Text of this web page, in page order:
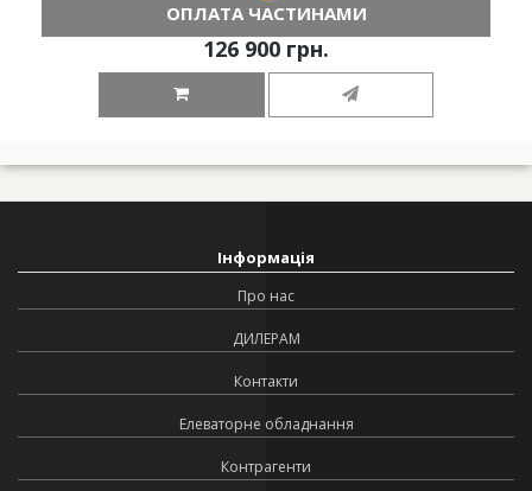
ОПЛАТА ЧАСТИНАМИ
126 900 грн.
Інформація
Про нас
ДИЛЕРАМ
Контакти
Елеваторне обладнання
Контрагенти